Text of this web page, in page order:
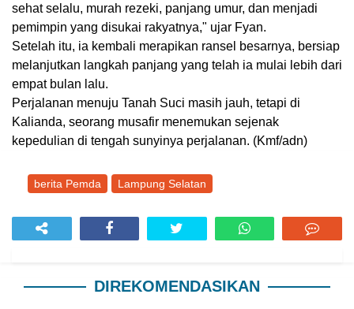
sehat selalu, murah rezeki, panjang umur, dan menjadi
pemimpin yang disukai rakyatnya," ujar Fyan.
Setelah itu, ia kembali merapikan ransel besarnya, bersiap
melanjutkan langkah panjang yang telah ia mulai lebih dari
empat bulan lalu.
Perjalanan menuju Tanah Suci masih jauh, tetapi di
Kalianda, seorang musafir menemukan sejenak
kepedulian di tengah sunyinya perjalanan. (Kmf/adn)
berita Pemda Lampung Selatan
DIREKOMENDASIKAN